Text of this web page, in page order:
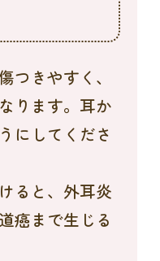
つきやすく、
ります。耳か
にしてくださ
ると、外耳炎
癌まで生じる